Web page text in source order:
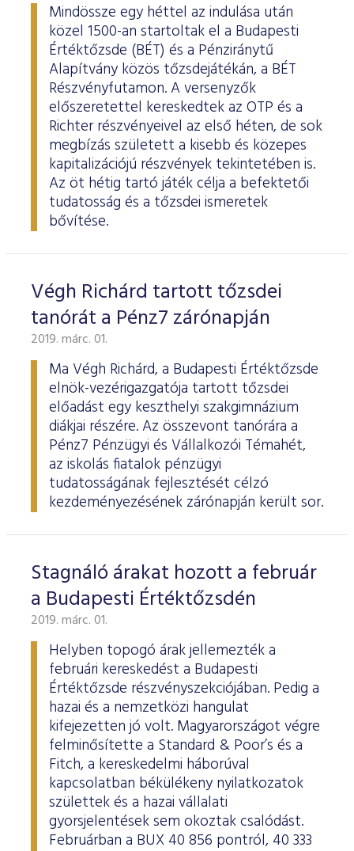
Mindössze egy héttel az indulása után
közel 1500-an startoltak el a Budapesti
Értéktőzsde (BÉT) és a Pénziránytű
Alapítvány közös tőzsdejátékán, a BÉT
Részvényfutamon. A versenyzők
előszeretettel kereskedtek az OTP és a
Richter részvényeivel az első héten, de sok
megbízás született a kisebb és közepes
kapitalizációjú részvények tekintetében is.
Az öt hétig tartó játék célja a befektetői
tudatosság és a tőzsdei ismeretek
bővítése.
Végh Richárd tartott tőzsdei
tanórát a Pénz7 zárónapján
2019. márc. 01.
Ma Végh Richárd, a Budapesti Értéktőzsde
elnök-vezérigazgatója tartott tőzsdei
előadást egy keszthelyi szakgimnázium
diákjai részére. Az összevont tanórára a
Pénz7 Pénzügyi és Vállalkozói Témahét,
az iskolás fiatalok pénzügyi
tudatosságának fejlesztését célzó
kezdeményezésének zárónapján került sor.
Stagnáló árakat hozott a február
a Budapesti Értéktőzsdén
2019. márc. 01.
Helyben topogó árak jellemezték a
februári kereskedést a Budapesti
Értéktőzsde részvényszekciójában. Pedig a
hazai és a nemzetközi hangulat
kifejezetten jó volt. Magyarországot végre
felminősítette a Standard & Poor’s és a
Fitch, a kereskedelmi háborúval
kapcsolatban békülékeny nyilatkozatok
születtek és a hazai vállalati
gyorsjelentések sem okoztak csalódást.
Februárban a BUX 40 856 pontról, 40 333